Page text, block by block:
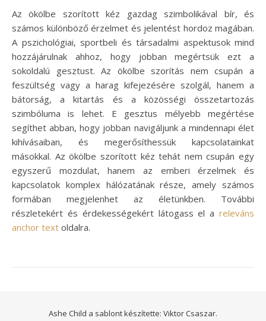
Az ökölbe szorított kéz gazdag szimbolikával bír, és
számos különböző érzelmet és jelentést hordoz magában.
A pszichológiai, sportbeli és társadalmi aspektusok mind
hozzájárulnak ahhoz, hogy jobban megértsük ezt a
sokoldalú gesztust. Az ökölbe szorítás nem csupán a
feszültség vagy a harag kifejezésére szolgál, hanem a
bátorság, a kitartás és a közösségi összetartozás
szimbóluma is lehet. E gesztus mélyebb megértése
segíthet abban, hogy jobban navigáljunk a mindennapi élet
kihívásaiban, és megerősíthessük kapcsolatainkat
másokkal. Az ökölbe szorított kéz tehát nem csupán egy
egyszerű mozdulat, hanem az emberi érzelmek és
kapcsolatok komplex hálózatának része, amely számos
formában megjelenhet az életünkben. További
részletekért és érdekességekért látogass el a releváns
anchor text oldalra.
Ashe Child a sablont készítette: Viktor Csaszar.